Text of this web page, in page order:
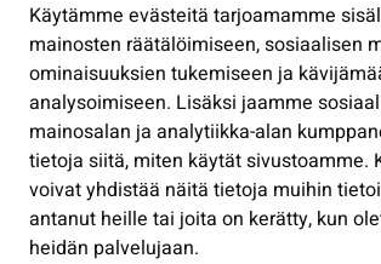
Käytämme evästeitä tarjoamamme
mainosten räätälöimiseen, sosiaalisen
ominaisuuksien tukemiseen ja
analysoimiseen. Lisäksi jaamme
mainosalan ja analytiikka-alan
tietoja siitä, miten käytät sivustoamme.
voivat yhdistää näitä tietoja muihin
antanut heille tai joita on kerätty, kun
heidän palvelujaan.
Työ ja yrittäminen
Osallistu ja asioi
Näytä omat evästeasetukseni
Seuraa meitä